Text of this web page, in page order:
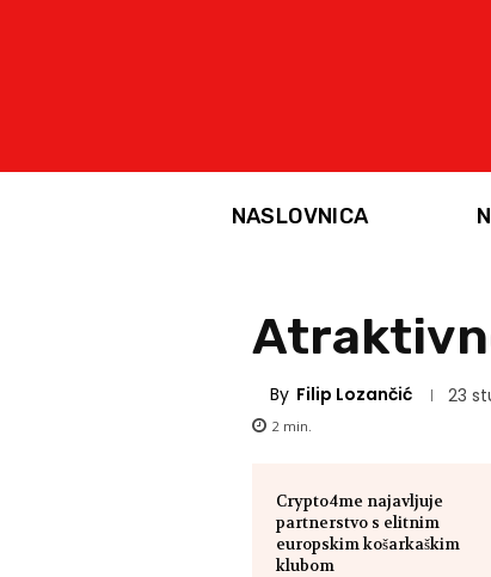
NASLOVNICA
By Filip Lozančić 23
2 min.
Crypto4me najavljuje
partnerstvo s elitnim
europskim košarkaškim
klubom